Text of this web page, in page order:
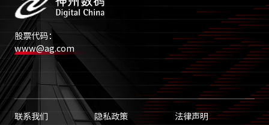
股票代码：
www@ag.com
联系我们 隐私政策 法律声明